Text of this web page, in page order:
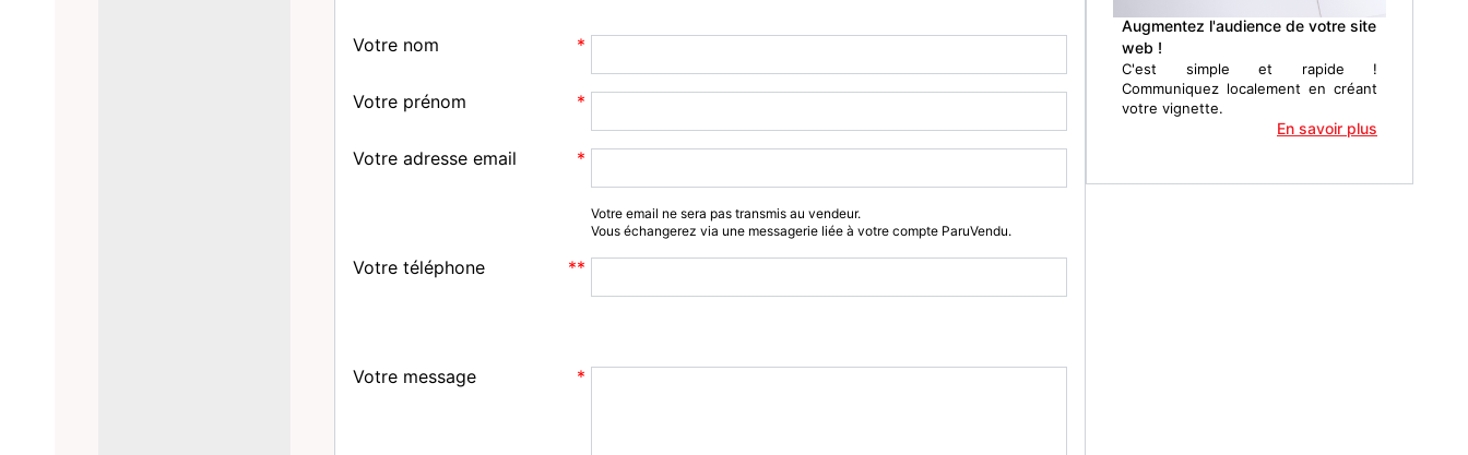
Votre nom
Votre prénom
Votre adresse email
Votre email ne sera pas transmis au vendeur.
Vous échangerez via une messagerie liée à votre compte ParuVendu.
Votre téléphone
Votre message
Augmentez l'audience de votre site
web !
C'est simple et rapide !
Communiquez localement en créant
votre vignette.
En savoir plus